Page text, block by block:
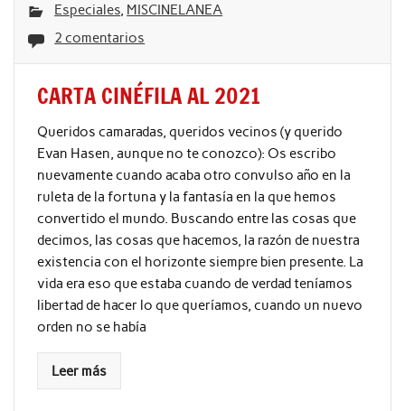
Especiales, MISCINELANEA
2 comentarios
CARTA CINÉFILA AL 2021
Queridos camaradas, queridos vecinos (y querido
Evan Hasen, aunque no te conozco): Os escribo
nuevamente cuando acaba otro convulso año en la
ruleta de la fortuna y la fantasía en la que hemos
convertido el mundo. Buscando entre las cosas que
decimos, las cosas que hacemos, la razón de nuestra
existencia con el horizonte siempre bien presente. La
vida era eso que estaba cuando de verdad teníamos
libertad de hacer lo que queríamos, cuando un nuevo
orden no se había
Leer más